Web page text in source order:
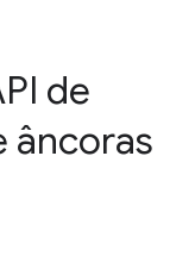
de
âncoras